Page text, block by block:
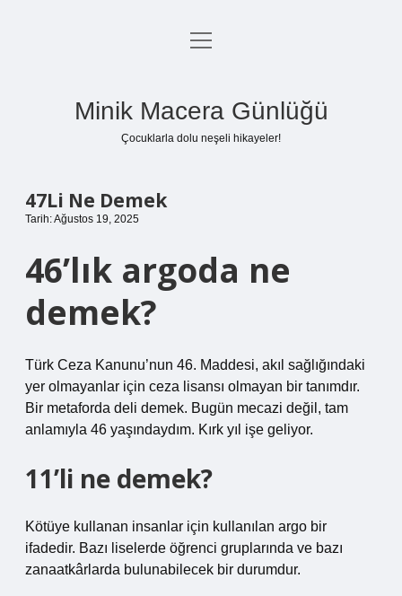
Anasayfa
menüyü
Minik Macera Günlüğü
Çocuklarla dolu neşeli hikayeler!
47Li Ne Demek
Tarih: Ağustos 19, 2025
46’lık argoda ne
demek?
Türk Ceza Kanunu’nun 46. Maddesi, akıl sağlığındaki
yer olmayanlar için ceza lisansı olmayan bir tanımdır.
Bir metaforda deli demek. Bugün mecazi değil, tam
anlamıyla 46 yaşındaydım. Kırk yıl işe geliyor.
11’li ne demek?
Kötüye kullanan insanlar için kullanılan argo bir
ifadedir. Bazı liselerde öğrenci gruplarında ve bazı
zanaatkârlarda bulunabilecek bir durumdur.